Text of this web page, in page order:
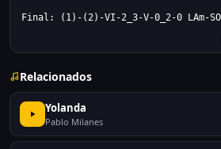
Final: (1)-(2)-VI-2_3-V-0_2-0 LAm-
Relacionados
Yolanda
Pablo Milanes